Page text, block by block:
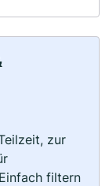
zur
filtern